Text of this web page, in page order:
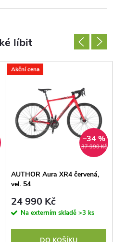
Akční cena
37 990 Kč
–34 %
AUTHOR Aura XR4 červená,
vel. 54
24 990 Kč
Na externím skladě >3 ks
DO KOŠÍKU